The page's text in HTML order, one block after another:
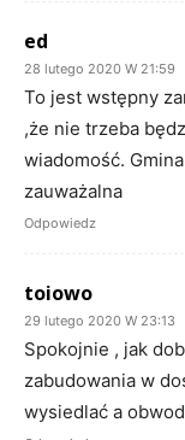
ed
28 lutego 2020 W 21:59
To jest wstępny
,że nie trzeba
wiadomość.
zauważalna
Odpowiedz
toiowo
29 lutego 2020 W 23:13
Spokojnie , jak
zabudowania w
wysiedlać a